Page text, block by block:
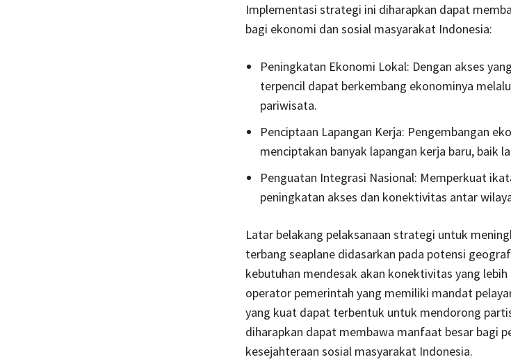
Implementasi strategi ini diharapkan dapat
bagi ekonomi dan sosial masyarakat Indonesia:
Peningkatan Ekonomi Lokal: Dengan akses
terpencil dapat berkembang ekonominya
pariwisata.
Penciptaan Lapangan Kerja: Pengembangan
menciptakan banyak lapangan kerja baru, baik
Penguatan Integrasi Nasional: Memperkuat
peningkatan akses dan konektivitas antar
Latar belakang pelaksanaan strategi untuk
terbang seaplane didasarkan pada potensi
kebutuhan mendesak akan konektivitas yang
operator pemerintah yang memiliki mandat
yang kuat dapat terbentuk untuk mendorong
diharapkan dapat membawa manfaat besar bagi
kesejahteraan sosial masyarakat Indonesia.